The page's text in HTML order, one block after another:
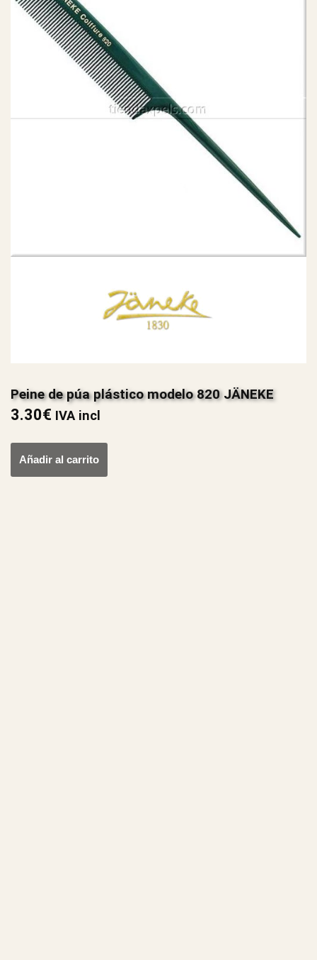
Peine de púa plástico modelo 820 JÄNEKE
3.30€ IVA incl
Añadir al carrito